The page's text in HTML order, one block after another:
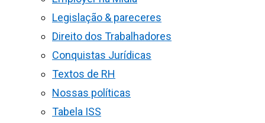
Legislação & pareceres
Direito dos Trabalhadores
Conquistas Jurídicas
Textos de RH
Nossas políticas
Tabela ISS